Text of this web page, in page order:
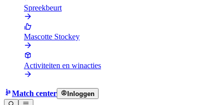
Spreekbeurt
Mascotte Stockey
Activiteiten en winacties
Match center Inloggen